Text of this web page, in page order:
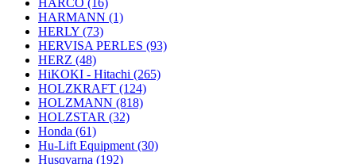
HARCO (16)
HARMANN (1)
HERLY (73)
HERVISA PERLES (93)
HERZ (48)
HiKOKI - Hitachi (265)
HOLZKRAFT (124)
HOLZMANN (818)
HOLZSTAR (32)
Honda (61)
Hu-Lift Equipment (30)
Husqvarna (192)